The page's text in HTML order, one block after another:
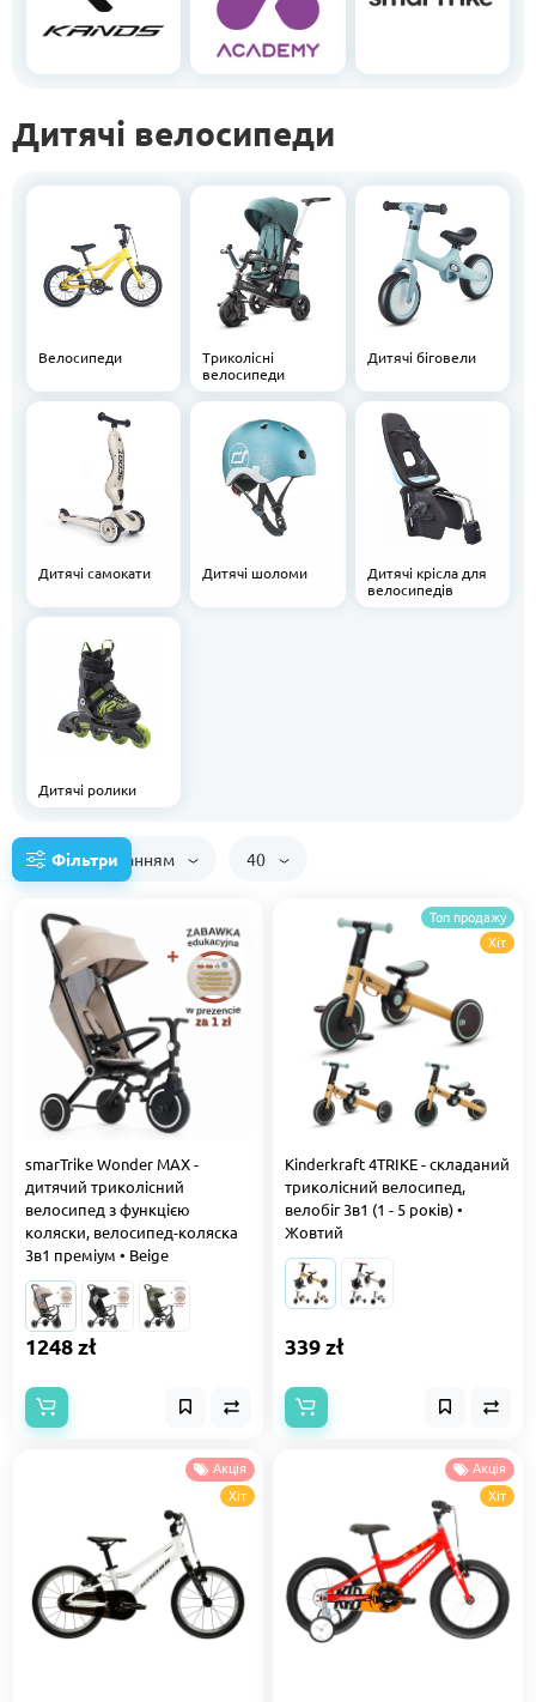
Дитячі велосипеди
Велосипеди
Триколісні
велосипеди
Дитячі біговели
Дитячі самокати Дитячі шоломи
Дитячі крісла для
велосипедів
Дитячі ролики
Фільтри
За замовчуванням 40
smarTrike Wonder MAX -
дитячий триколісний
велосипед з функцією
коляски, велосипед-коляска
3в1 преміум • Beige
1248 zł
Топ продажу
Хіт
Kinderkraft 4TRIKE - складаний
триколісний велосипед,
велобіг 3в1 (1 - 5 років) •
Жовтий
339 zł
Акція
Хіт
Акція
Хіт